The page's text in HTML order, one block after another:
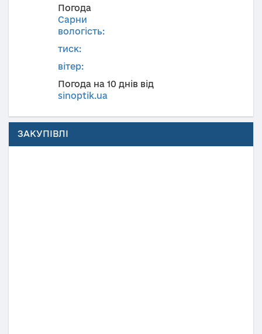
Погода
Сарни
вологість:
тиск:
вітер:
Погода на 10 днів від
sinoptik.ua
ЗАКУПІВЛІ